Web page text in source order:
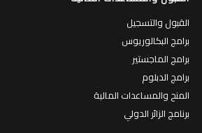
القبول والتسجيل
برامج البكالوريوس
برامج الماجستير
برامج الدبلوم
المنح والمساعدات المالية
برنامج الزائر الدولي